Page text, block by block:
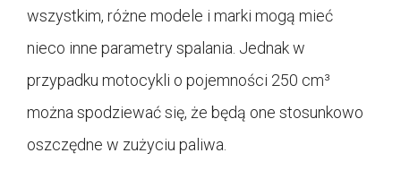
wszystkim, różne modele i marki mogą mieć
nieco inne parametry spalania. Jednak w
przypadku motocykli o pojemności 250 cm³
można spodziewać się, że będą one stosunkowo
oszczędne w zużyciu paliwa.